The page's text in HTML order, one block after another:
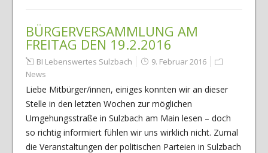
BÜRGERVERSAMMLUNG AM
FREITAG DEN 19.2.2016
BI Lebenswertes Sulzbach
9. Februar 2016
News
Liebe Mitbürger/innen, einiges konnten wir an dieser
Stelle in den letzten Wochen zur möglichen
Umgehungsstraße in Sulzbach am Main lesen – doch
so richtig informiert fühlen wir uns wirklich nicht. Zumal
die Veranstaltungen der politischen Parteien in Sulzbach